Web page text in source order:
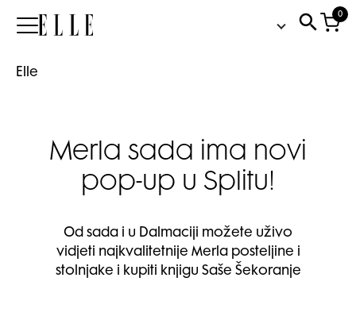
Elle
0
Elle
Merla sada ima novi
pop-up u Splitu!
Od sada i u Dalmaciji možete uživo
vidjeti najkvalitetnije Merla posteljine i
stolnjake i kupiti knjigu Saše Šekoranje